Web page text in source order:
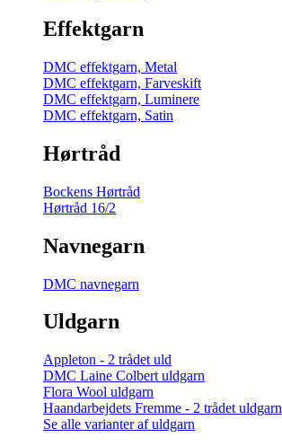
Effektgarn
DMC effektgarn, Metal
DMC effektgarn, Farveskift
DMC effektgarn, Luminere
DMC effektgarn, Satin
Hørtråd
Bockens Hørtråd
Hørtråd 16/2
Navnegarn
DMC navnegarn
Uldgarn
Appleton - 2 trådet uld
DMC Laine Colbert uldgarn
Flora Wool uldgarn
Haandarbejdets Fremme - 2 trådet uldgarn
Se alle varianter af uldgarn